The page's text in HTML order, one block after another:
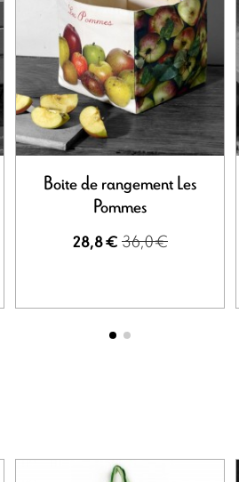
Boite de rangement Les
Pommes
28,8 € 36,0 €